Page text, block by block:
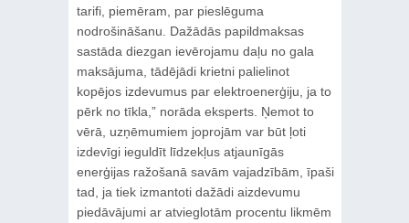
tarifi, piemēram, par pieslēguma
nodrošināšanu. Dažādās papildmaksas
sastāda diezgan ievērojamu daļu no gala
maksājuma, tādējādi krietni palielinot
kopējos izdevumus par elektroenerģiju, ja to
pērk no tīkla,” norāda eksperts. Ņemot to
vērā, uzņēmumiem joprojām var būt ļoti
izdevīgi ieguldīt līdzekļus atjaunīgās
enerģijas ražošanā savām vajadzībām, īpaši
tad, ja tiek izmantoti dažādi aizdevumu
piedāvājumi ar atvieglotām procentu likmēm